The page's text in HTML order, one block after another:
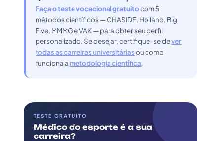
Faça o teste vocacional gratuitocom 5
métodos científicos — CHASIDE, Holland, Big
Five, MMMG e VAK — para obter seu perfil
personalizado. Se desejar, certifique-se dever
todas as carreiras universitáriasou como
funciona a metodologia científica.
TESTE GRATUITO
Médico do esporte é a sua
carreira?